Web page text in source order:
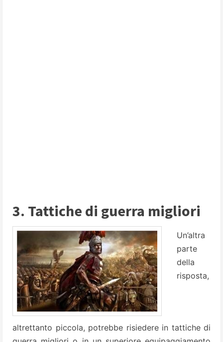
3. Tattiche di guerra migliori
Un’altra
parte
della
risposta,
altrettanto piccola, potrebbe risiedere in tattiche di